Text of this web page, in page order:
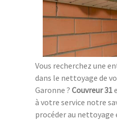
Vous recherchez une
dans le nettoyage de
Garonne ? Couvreur 31
à votre service notre
procéder au nettoyage